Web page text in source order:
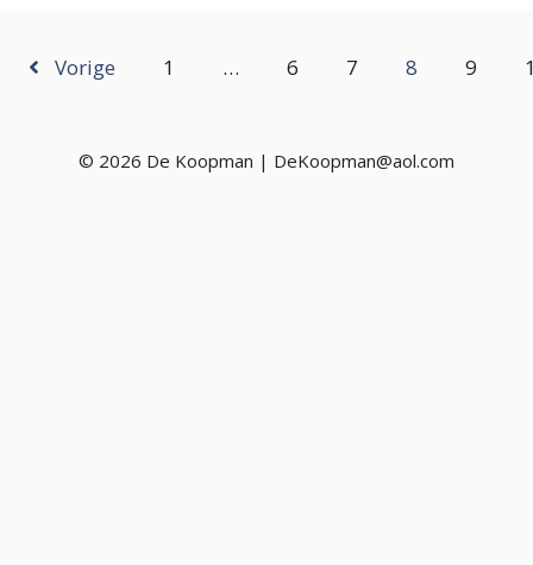
Vorige 1 … 6 7 8 9
© 2026 De Koopman | DeKoopman@aol.com